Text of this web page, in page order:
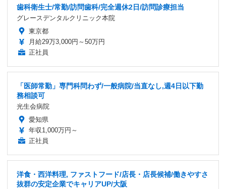
歯科衛生士/常勤/訪問歯科/完全週休2日/訪問診療担当
グレースデンタルクリニック本院
東京都
月給29万3,000円～50万円
正社員
「医師常勤」専門科問わず/一般病院/当直なし,週4日以下勤
務相談可
光生会病院
愛知県
年収1,000万円～
正社員
洋食・西洋料理, ファストフード/店長・店長候補/働きやすさ
抜群の安定企業でキャリアUP/大阪